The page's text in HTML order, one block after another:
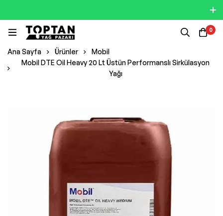
0
Ana Sayfa Ürünler
Mobil
Mobil DTE Oil Heavy 20 Lt Üstün Performanslı Sirkülasyon
Yağı